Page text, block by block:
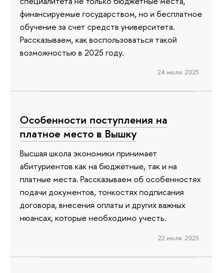
финансируемые государством, но и бесплатное
обучение за счет средств университета.
Рассказываем, как воспользоваться такой
возможностью в 2025 году.
24 июля 2025
Особенности поступления на
платное место в Вышку
Высшая школа экономики принимает
абитуриентов как на бюджетные, так и на
платные места. Рассказываем об особенностях
подачи документов, тонкостях подписания
договора, внесения оплаты и других важных
нюансах, которые необходимо учесть.
22 июля 2025